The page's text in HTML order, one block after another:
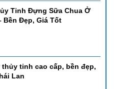
Tinh Đựng Sữa Chua Ở
Bền Đẹp, Giá Tốt
thủy tinh cao cấp, bền đẹp,
Lan